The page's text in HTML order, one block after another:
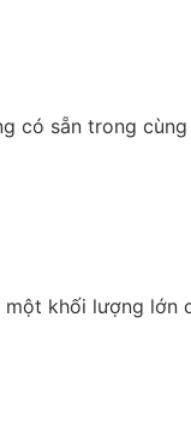
sẵn trong
khối lượng lớn